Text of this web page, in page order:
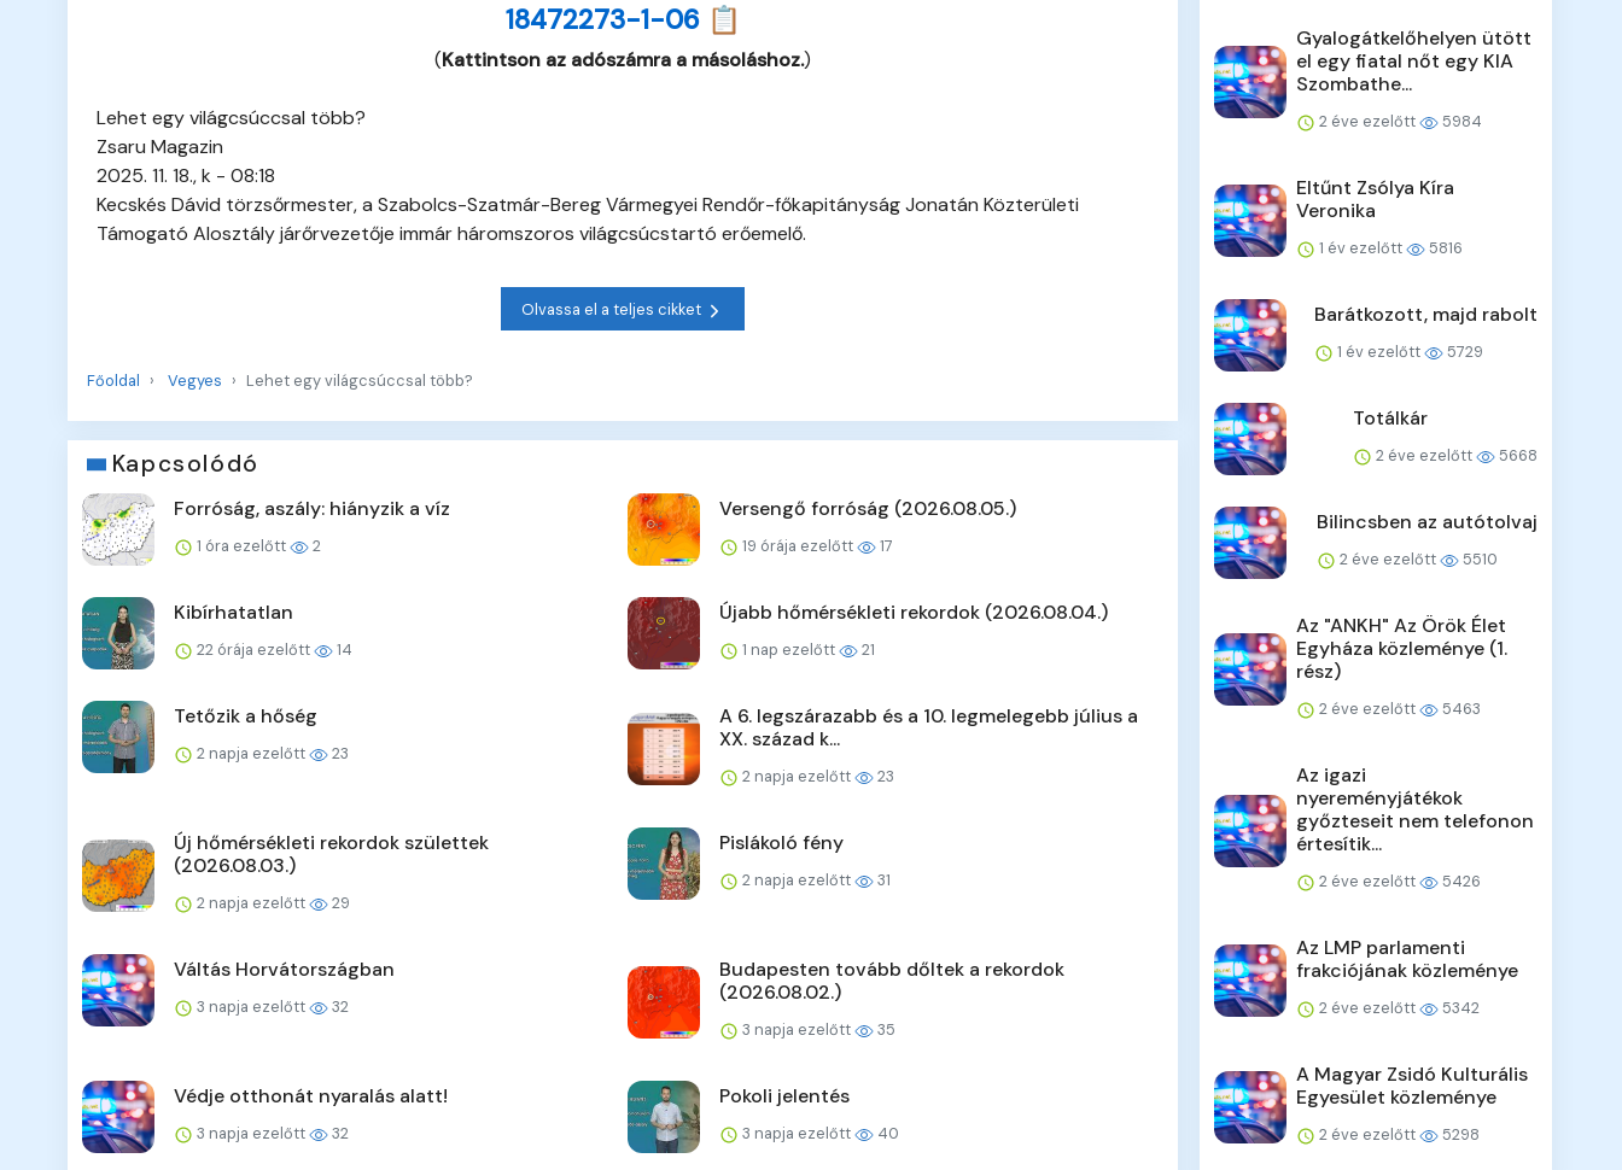
18472273-1-06 📋
(Kattintson az adószámra a másoláshoz.)
Lehet egy világcsúccsal több?
Zsaru Magazin
2025. 11. 18., k - 08:18
Kecskés Dávid törzsőrmester, a Szabolcs-Szatmár-Bereg Vármegyei Rendőr-főkapitányság Jonatán Közterületi
Támogató Alosztály járőrvezetője immár háromszoros világcsúcstartó erőemelő.
Olvassa el a teljes cikket
Főoldal Vegyes Lehet egy világcsúccsal több?
Kapcsolódó
Forróság, aszály: hiányzik a víz
1 óra ezelőtt 2
Versengő forróság (2026.08.05.)
19 órája ezelőtt 17
Kibírhatatlan
22 órája ezelőtt 14
Újabb hőmérsékleti rekordok (2026.08.04.)
1 nap ezelőtt 21
Tetőzik a hőség
2 napja ezelőtt 23
A 6. legszárazabb és a 10. legmelegebb július a
XX. század k...
2 napja ezelőtt 23
Új hőmérsékleti rekordok születtek
(2026.08.03.)
2 napja ezelőtt 29
Pislákoló fény
2 napja ezelőtt 31
Váltás Horvátországban
3 napja ezelőtt 32
Budapesten tovább dőltek a rekordok
(2026.08.02.)
3 napja ezelőtt 35
Védje otthonát nyaralás alatt!
3 napja ezelőtt 32
Pokoli jelentés
3 napja ezelőtt 40
Gyalogátkelőhelyen ütött
el egy fiatal nőt egy KIA
Szombathe...
2 éve ezelőtt 5984
Eltűnt Zsólya Kíra
Veronika
1 év ezelőtt 5816
Barátkozott, majd rabolt
1 év ezelőtt 5729
Totálkár
2 éve ezelőtt 5668
Bilincsben az autótolvaj
2 éve ezelőtt 5510
Az "ANKH" Az Örök Élet
Egyháza közleménye (1.
rész)
2 éve ezelőtt 5463
Az igazi
nyereményjátékok
győzteseit nem telefonon
értesítik...
2 éve ezelőtt 5426
Az LMP parlamenti
frakciójának közleménye
2 éve ezelőtt 5342
A Magyar Zsidó Kulturális
Egyesület közleménye
2 éve ezelőtt 5298